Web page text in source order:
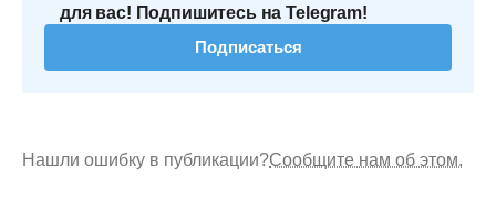
для вас! Подпишитесь на Telegram!
Подписаться
Нашли ошибку в публикации?Сообщите нам об этом.